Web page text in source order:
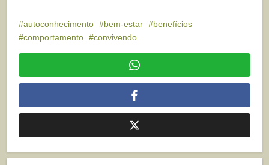
autoconhecimento bem-estar
benefícios
comportamento
convivendo